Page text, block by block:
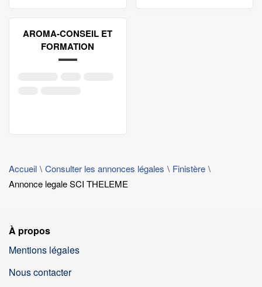
AROMA-CONSEIL ET
FORMATION
Accueil Consulter les annonces légales
Finistère
Annonce legale SCI THELEME
À propos
Mentions légales
Nous contacter